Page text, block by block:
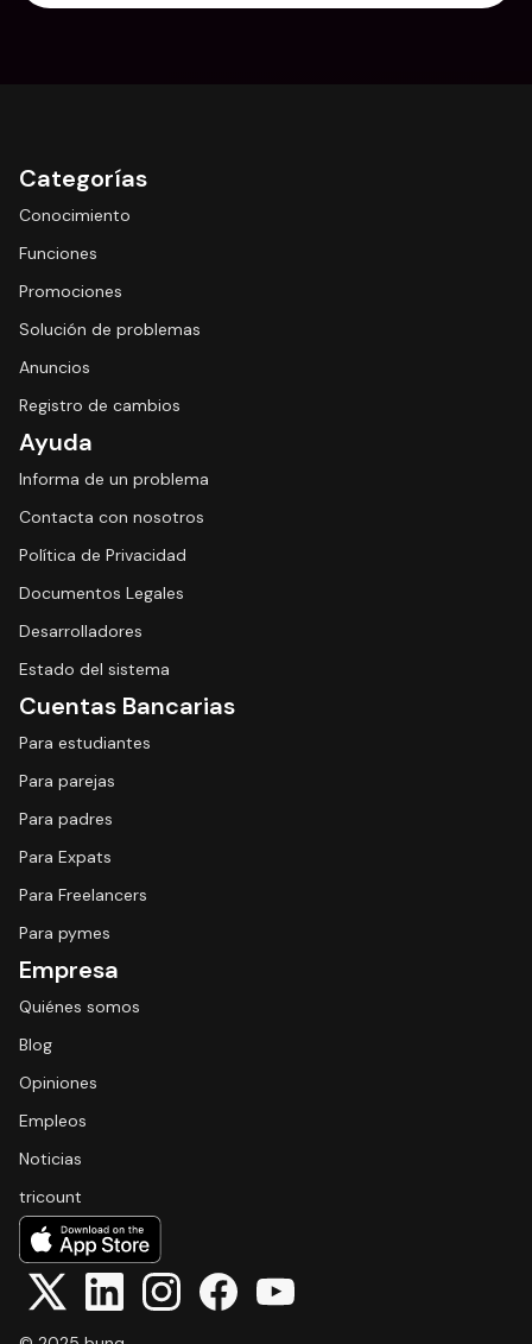
Categorías
Conocimiento
Funciones
Promociones
Solución de problemas
Anuncios
Registro de cambios
Ayuda
Informa de un problema
Contacta con nosotros
Política de Privacidad
Documentos Legales
Desarrolladores
Estado del sistema
Cuentas Bancarias
Para estudiantes
Para parejas
Para padres
Para Expats
Para Freelancers
Para pymes
Empresa
Quiénes somos
Blog
Opiniones
Empleos
Noticias
tricount